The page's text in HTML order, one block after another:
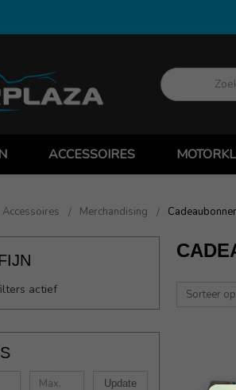
ACCESSOIRES
Accessoires Merchandising
actief
Update
Sorteer